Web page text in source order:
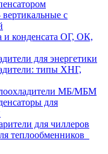
с
и конденсата ОГ, ОК,
для энергетики
типы ХНГ,
МБ/МБМ
для
для чиллеров
теплообменников